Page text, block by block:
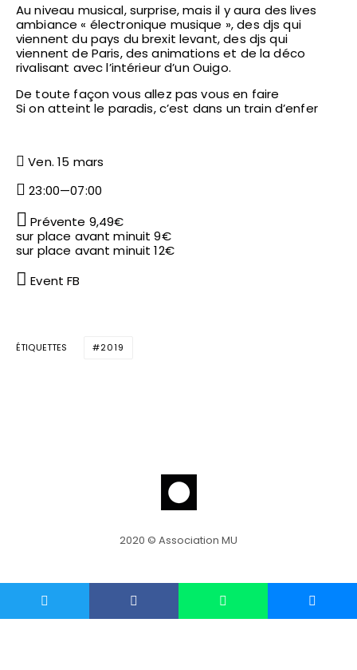
Au niveau musical, surprise, mais il y aura des lives
ambiance « électronique musique », des djs qui
viennent du pays du brexit levant, des djs qui
viennent de Paris, des animations et de la déco
rivalisant avec l’intérieur d’un Ouigo.
De toute façon vous allez pas vous en faire
Si on atteint le paradis, c’est dans un train d’enfer
Ven. 15 mars
23:00—07:00
Prévente 9,49€
sur place avant minuit 9€
sur place avant minuit 12€
Event FB
ÉTIQUETTES 2019
2020 © Association MU